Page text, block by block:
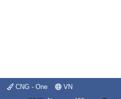
CNG - One VN